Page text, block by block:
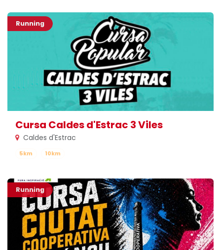
Running
Cursa Caldes d'Estrac 3 Viles
Caldes d'Estrac
5km 10km
Running